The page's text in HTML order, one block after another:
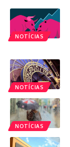
NOTÍCIAS
NOTÍCIAS
NOTÍCIAS